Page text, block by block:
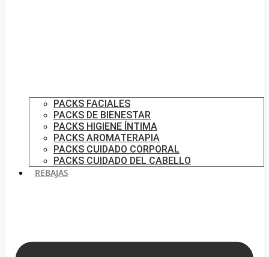
PACKS FACIALES
PACKS DE BIENESTAR
PACKS HIGIENE ÍNTIMA
PACKS AROMATERAPIA
PACKS CUIDADO CORPORAL
PACKS CUIDADO DEL CABELLO
REBAJAS